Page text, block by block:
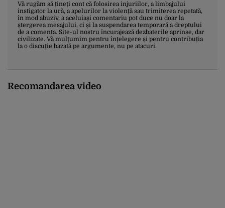
Vă rugăm să țineți cont că folosirea injuriilor, a limbajului
instigator la ură, a apelurilor la violență sau trimiterea repetată,
în mod abuziv, a aceluiași comentariu pot duce nu doar la
ștergerea mesajului, ci și la suspendarea temporară a dreptului
de a comenta. Site-ul nostru încurajează dezbaterile aprinse, dar
civilizate. Vă mulțumim pentru înțelegere și pentru contribuția
la o discuție bazată pe argumente, nu pe atacuri.
Recomandarea video